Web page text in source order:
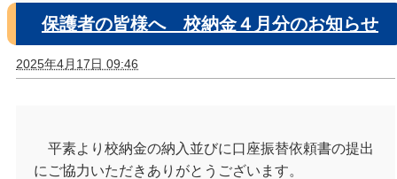
保護者の皆様へ 校納金４月分のお知らせ
2025年4月17日 09:46
平素より校納金の納入並びに口座振替依頼書の提出
にご協力いただきありがとうございます。